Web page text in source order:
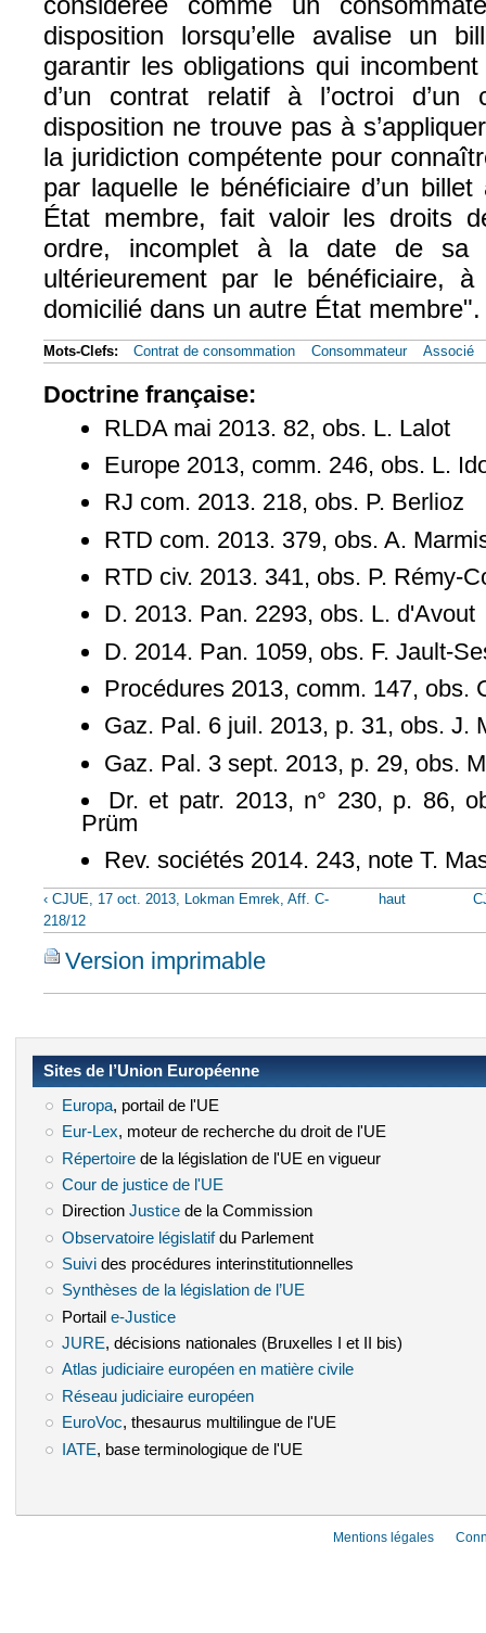
disposition lorsqu’elle avalise un
garantir les obligations qui
d’un contrat relatif à l’octroi
disposition ne trouve pas à
la juridiction compétente pour
par laquelle le bénéficiaire d’un
État membre, fait valoir les droits
ordre, incomplet à la date de sa
ultérieurement par le bénéficiaire, à
domicilié dans un autre État membre".
Mots-Clefs: Contrat de consommation Consommateur Associé
Doctrine française:
RLDA mai 2013. 82, obs. L. Lalot
Europe 2013, comm. 246, obs. L.
RJ com. 2013. 218, obs. P. Berlioz
RTD com. 2013. 379, obs. A.
RTD civ. 2013. 341, obs. P. Rémy-
D. 2013. Pan. 2293, obs. L. d'Avout
D. 2014. Pan. 1059, obs. F. Jault-
Procédures 2013, comm. 147, obs.
Gaz. Pal. 6 juil. 2013, p. 31, obs. J.
Gaz. Pal. 3 sept. 2013, p. 29, obs.
Dr. et patr. 2013, n° 230, p. 86,
Prüm
Rev. sociétés 2014. 243, note T.
‹ CJUE, 17 oct. 2013, Lokman Emrek, Aff. C-
218/12
haut
Version imprimable
Sites de l’Union Européenne
Europa(le lien est externe)
, portail de l'UE
Eur-Lex(le lien est externe)
, moteur de recherche du droit de l'UE
Répertoire(le lien est externe)
de la législation de l'UE en vigueur
Cour de justice de l'UE
Direction Justice(le lien est externe)
de la Commission
Observatoire législatif(le lien est externe)
du Parlement
Suivi(le lien est externe)
des procédures interinstitutionnelles
Synthèses de la législation de l’UE
Portail e-Justice(le lien est externe)
JURE(le lien est externe)
, décisions nationales (Bruxelles I et II bis)
Atlas judiciaire européen en matière civile(le lien est externe)
Réseau judiciaire européen(le lien est externe)
EuroVoc(le lien est externe)
, thesaurus multilingue de l'UE
IATE (le lien est externe)
, base terminologique de l'UE
Mentions légales